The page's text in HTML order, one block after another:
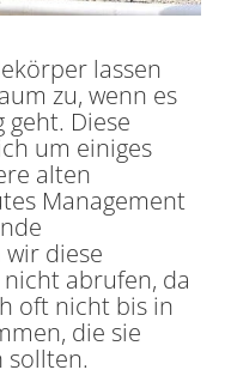
lassen
zu, wenn es
Diese
um einiges
alten
Management
diese
abrufen, da
oft nicht bis in
die sie
sollten.